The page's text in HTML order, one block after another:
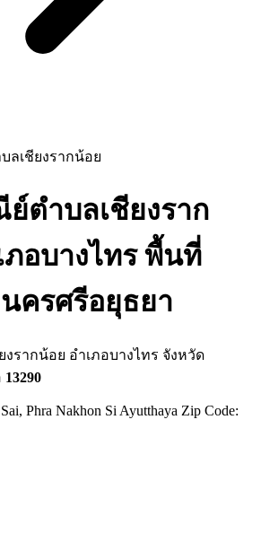
ลเชียงรากน้อย
ตำบลเชียงราก
ภอบางไทร พื้นที่
ครศรีอยุธยา
รากน้อย อำเภอบางไทร จังหวัด
13290
Phra Nakhon Si Ayutthaya Zip Code: